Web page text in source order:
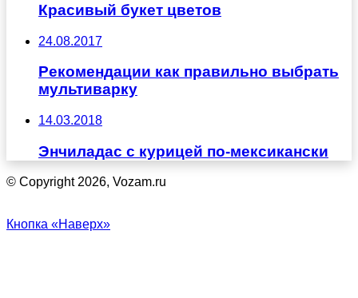
Красивый букет цветов
24.08.2017
Рекомендации как правильно выбрать
мультиварку
14.03.2018
Энчиладас с курицей по-мексикански
© Copyright 2026, Vozam.ru
Кнопка «Наверх»